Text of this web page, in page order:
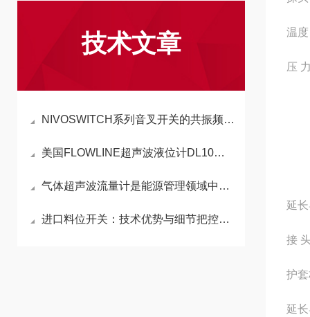
技术文章
NIVOSWITCH系列音叉开关的共振频率稳定机制的技术解析
美国FLOWLINE超声波液位计DL10在风力发电设备制造上的应用
气体超声波流量计是能源管理领域中的核心设备
进口料位开关：技术优势与细节把控的深度解析
温
压
延
接
护
延